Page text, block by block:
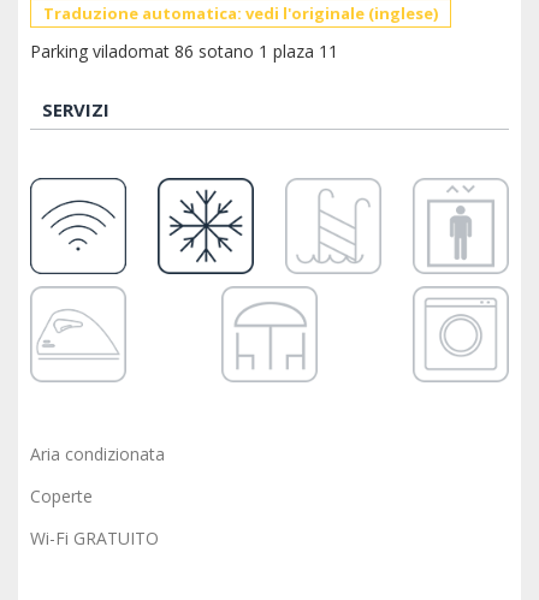
Traduzione automatica: vedi l'originale (inglese)
Parking viladomat 86 sotano 1 plaza 11
SERVIZI
Aria condizionata
Coperte
Wi-Fi GRATUITO